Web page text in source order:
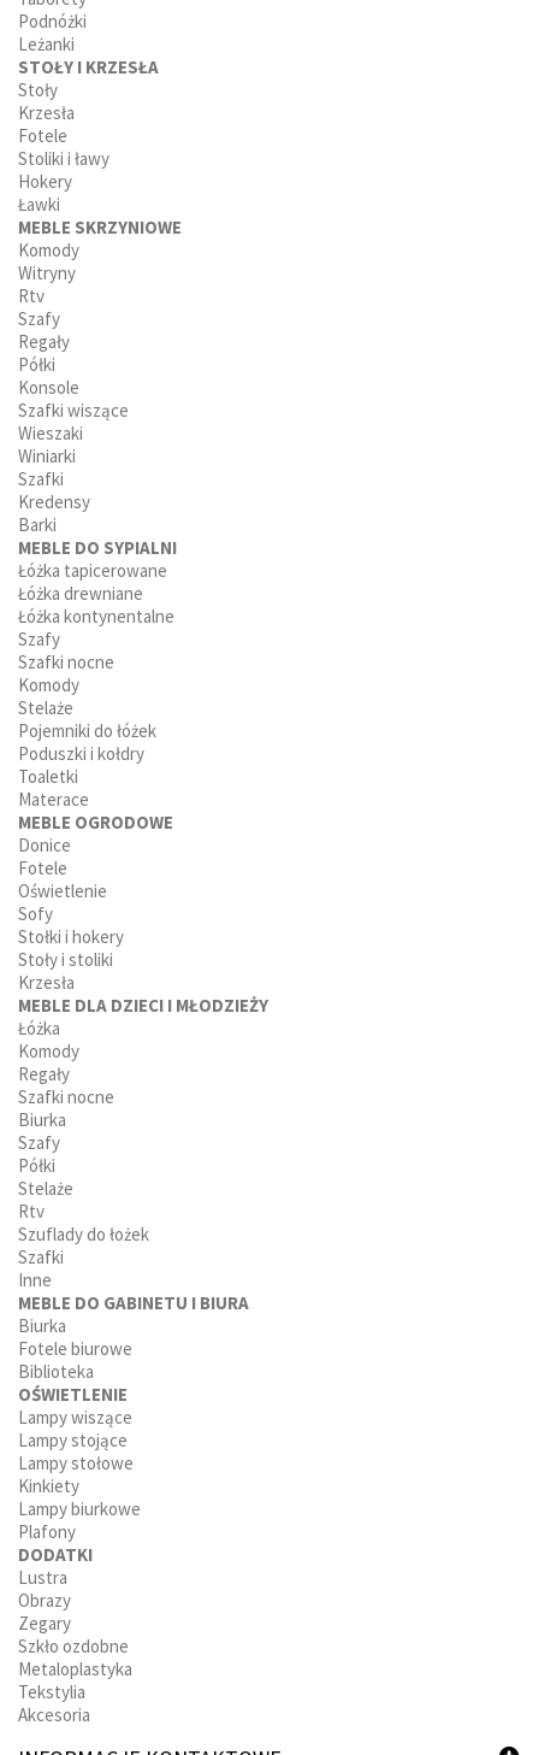
Podnóżki
Leżanki
STOŁY I KRZESŁA
Stoły
Krzesła
Fotele
Stoliki i ławy
Hokery
Ławki
MEBLE SKRZYNIOWE
Komody
Witryny
Rtv
Szafy
Regały
Półki
Konsole
Szafki wiszące
Wieszaki
Winiarki
Szafki
Kredensy
Barki
MEBLE DO SYPIALNI
Łóżka tapicerowane
Łóżka drewniane
Łóżka kontynentalne
Szafy
Szafki nocne
Komody
Stelaże
Pojemniki do łóżek
Poduszki i kołdry
Toaletki
Materace
MEBLE OGRODOWE
Donice
Fotele
Oświetlenie
Sofy
Stołki i hokery
Stoły i stoliki
Krzesła
MEBLE DLA DZIECI I MŁODZIEŻY
Łóżka
Komody
Regały
Szafki nocne
Biurka
Szafy
Półki
Stelaże
Rtv
Szuflady do łożek
Szafki
Inne
MEBLE DO GABINETU I BIURA
Biurka
Fotele biurowe
Biblioteka
OŚWIETLENIE
Lampy wiszące
Lampy stojące
Lampy stołowe
Kinkiety
Lampy biurkowe
Plafony
DODATKI
Lustra
Obrazy
Zegary
Szkło ozdobne
Metaloplastyka
Tekstylia
Akcesoria